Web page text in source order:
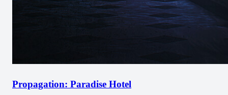
Propagation: Paradise Hotel